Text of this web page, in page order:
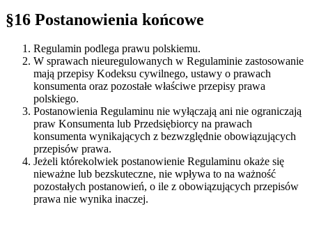
§16 Postanowienia końcowe
Regulamin podlega prawu polskiemu.
W sprawach nieuregulowanych w Regulaminie zastosowanie
mają przepisy Kodeksu cywilnego, ustawy o prawach
konsumenta oraz pozostałe właściwe przepisy prawa
polskiego.
Postanowienia Regulaminu nie wyłączają ani nie ograniczają
praw Konsumenta lub Przedsiębiorcy na prawach
konsumenta wynikających z bezwzględnie obowiązujących
przepisów prawa.
Jeżeli którekolwiek postanowienie Regulaminu okaże się
nieważne lub bezskuteczne, nie wpływa to na ważność
pozostałych postanowień, o ile z obowiązujących przepisów
prawa nie wynika inaczej.